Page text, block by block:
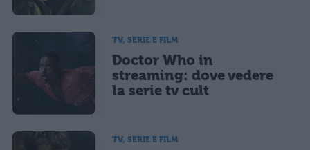
TV, SERIE E FILM
Doctor Who in
streaming: dove vedere
la serie tv cult
TV, SERIE E FILM